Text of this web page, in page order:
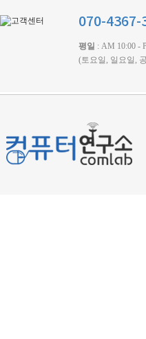
070-4367-
평일 : AM 10:00 -
(토요일, 일요일,